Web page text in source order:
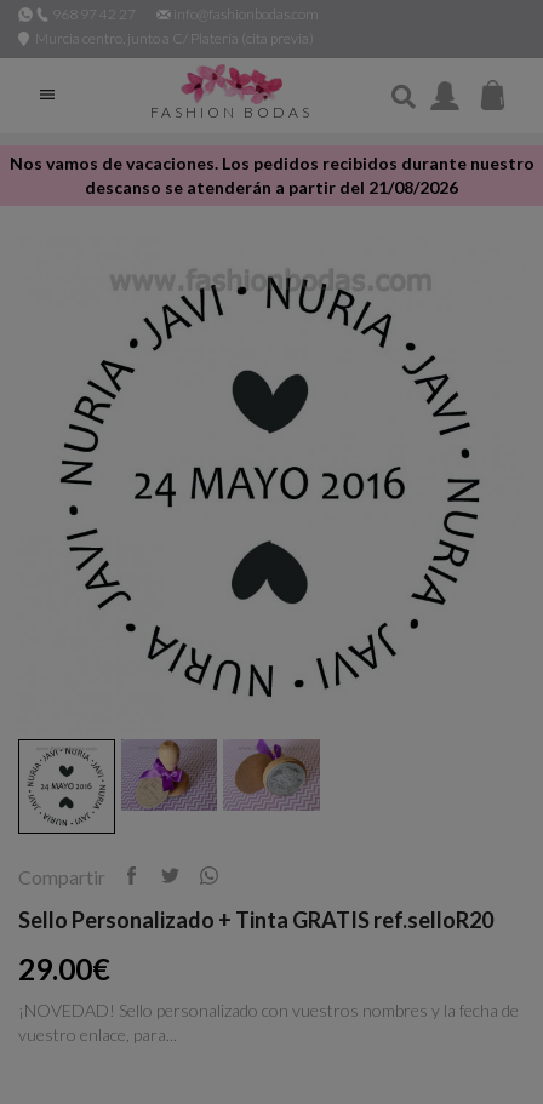
968 97 42 27
info@fashionbodas.com
Murcia centro, junto a C/ Platería (cita previa)

FASHION BODAS
Nos vamos de vacaciones. Los pedidos recibidos durante nuestro
descanso se atenderán a partir del 21/08/2026
Compartir
Sello Personalizado + Tinta GRATIS ref.selloR20
29.00€
¡NOVEDAD! Sello personalizado con vuestros nombres y la fecha de
vuestro enlace, para...